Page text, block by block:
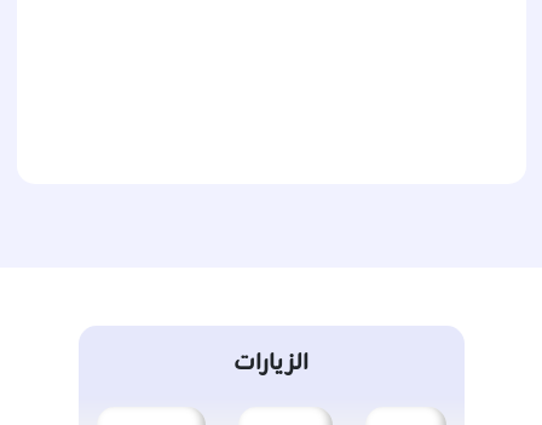
الزيارات